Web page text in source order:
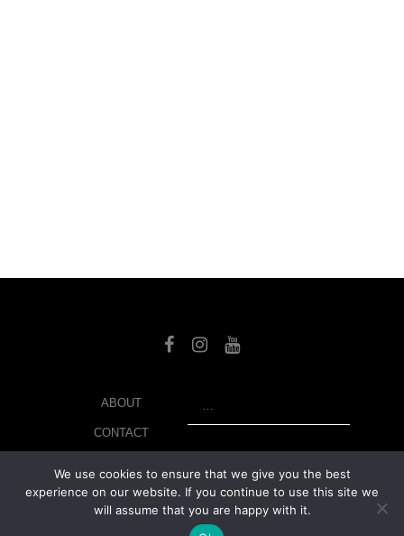
ABOUT
CONTACT
MY ACCOUNT
We use cookies to ensure that we give you the best
experience on our website. If you continue to use this site we
will assume that you are happy with it.